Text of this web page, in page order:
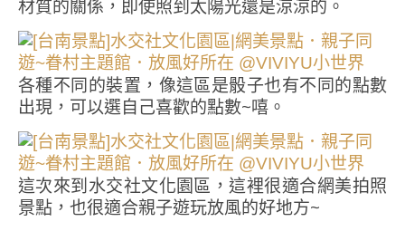
材質的關係，即使照到太陽光還是涼涼的。
各種不同的裝置，像這區是骰子也有不同的點數
出現，可以選自己喜歡的點數~嘻。
這次來到水交社文化園區，這裡很適合網美拍照
景點，也很適合親子遊玩放風的好地方~